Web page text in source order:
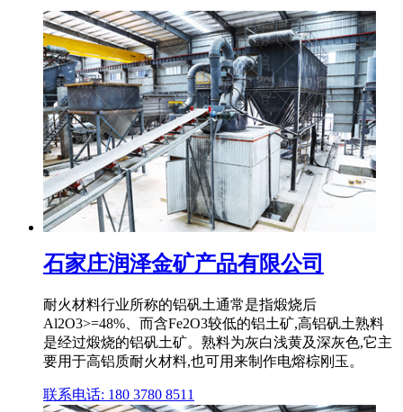
石家庄润泽金矿产品有限公司
耐火材料行业所称的铝矾土通常是指煅烧后
Al2O3>=48%、而含Fe2O3较低的铝土矿,高铝矾土熟料
是经过煅烧的铝矾土矿。熟料为灰白浅黄及深灰色,它主
要用于高铝质耐火材料,也可用来制作电熔棕刚玉。
联系电话: 180 3780 8511